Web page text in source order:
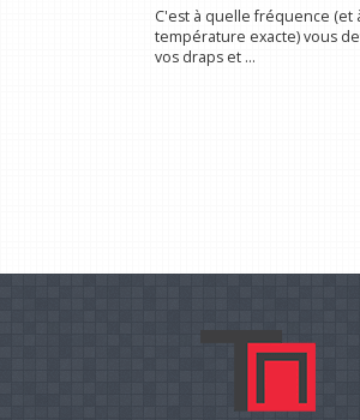
C'est à quelle fréquence (et
température exacte) vous
vos draps et ...